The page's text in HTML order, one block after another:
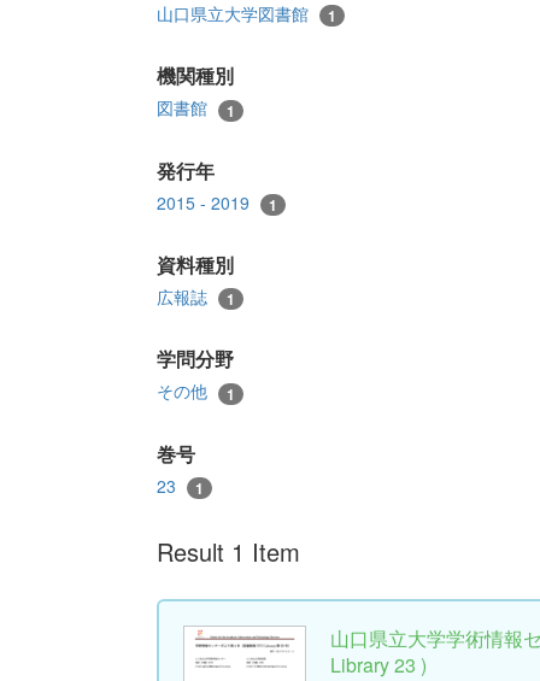
山口県立大学図書館 1
機関種別
図書館 1
発行年
2015 - 2019 1
資料種別
広報誌 1
学問分野
その他 1
巻号
23 1
Result 1 Item
山口県立大学学術情報
Library 23 )